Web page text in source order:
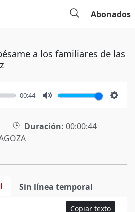
Abonados
a los familiares de las
00:44
Duración: 00:00:44
Sin línea temporal
Copiar texto